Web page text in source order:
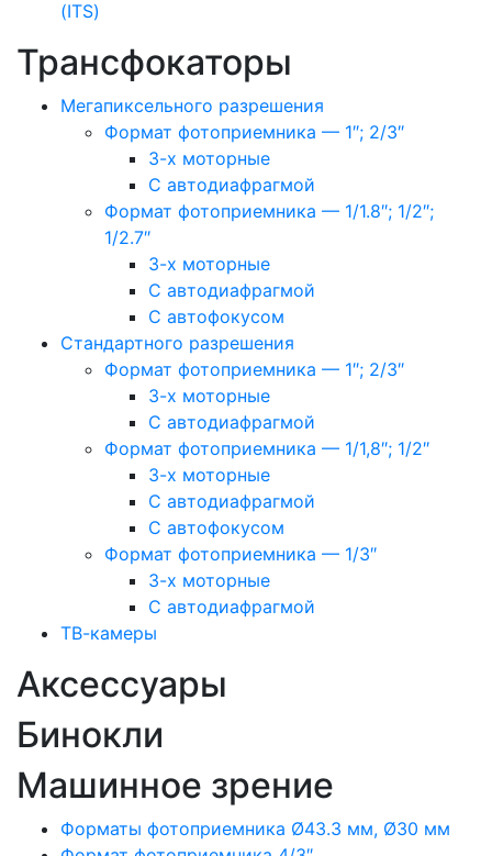
(ITS)
Трансфокаторы
Мегапиксельного разрешения
Формат фотоприемника — 1″; 2/3″
3-х моторные
С автодиафрагмой
Формат фотоприемника — 1/1.8″; 1/2″;
1/2.7″
3-х моторные
С автодиафрагмой
С автофокусом
Стандартного разрешения
Формат фотоприемника — 1″; 2/3″
3-х моторные
С автодиафрагмой
Формат фотоприемника — 1/1,8″; 1/2″
3-х моторные
С автодиафрагмой
С автофокусом
Формат фотоприемника — 1/3″
3-х моторные
С автодиафрагмой
ТВ-камеры
Аксессуары
Бинокли
Машинное зрение
Форматы фотоприемника Ø43.3 мм, Ø30 мм